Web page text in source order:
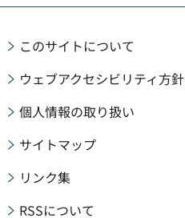
このサイトについて
ウェブアクセシビリティ方針
個人情報の取り扱い
サイトマップ
リンク集
RSSについて